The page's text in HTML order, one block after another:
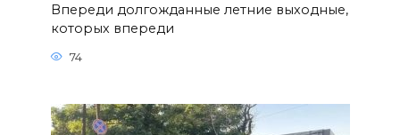
Впереди долгожданные летние выходные,
которых впереди
74